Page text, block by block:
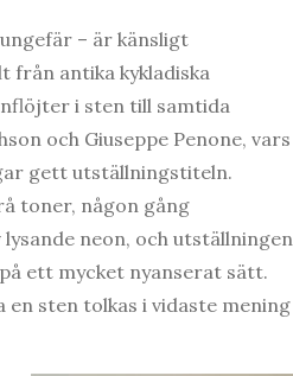
– är känsligt
från antika kykladiska
i sten till samtida
och Giuseppe Penone, vars
gett utställningstiteln.
toner, någon gång
neon, och utställningen
ett mycket nyanserat sätt.
en sten tolkas i vidaste mening